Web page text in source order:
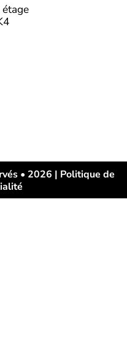
étage
• 2026 | Politique de